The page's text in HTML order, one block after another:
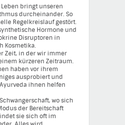
bringt unseren
durcheinander. So
Regelkreislauf gestört.
Hormone und
Disruptoren in
Kosmetika.
Zeit, in der wir immer
kürzeren Zeitraum.
haben vor ihrem
ausprobiert und
ihnen helfen
wo sich
der Bereitschaft
sie sich oft im